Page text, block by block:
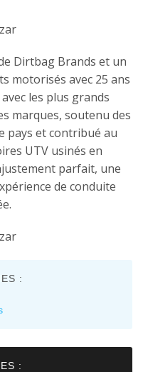
Dirtbag Brands et un
motorisés avec 25 ans
les plus grands
marques, soutenu des
pays et contribué au
UTV usinés en
parfait, une
de conduite
:
: